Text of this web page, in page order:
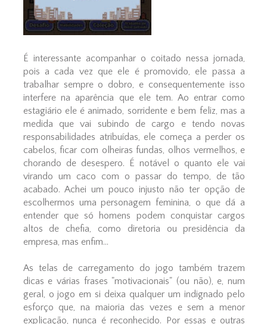
É interessante acompanhar o coitado nessa jornada,
pois a cada vez que ele é promovido, ele passa a
trabalhar sempre o dobro, e consequentemente isso
interfere na aparência que ele tem. Ao entrar como
estagiário ele é animado, sorridente e bem feliz, mas a
medida que vai subindo de cargo e tendo novas
responsabilidades atribuídas, ele começa a perder os
cabelos, ficar com olheiras fundas, olhos vermelhos, e
chorando de desespero. É notável o quanto ele vai
virando um caco com o passar do tempo, de tão
acabado. Achei um pouco injusto não ter opção de
escolhermos uma personagem feminina, o que dá a
entender que só homens podem conquistar cargos
altos de chefia, como diretoria ou presidência da
empresa, mas enfim...
As telas de carregamento do jogo também trazem
dicas e várias frases "motivacionais" (ou não), e, num
geral, o jogo em si deixa qualquer um indignado pelo
esforço que, na maioria das vezes e sem a menor
explicação, nunca é reconhecido. Por essas e outras